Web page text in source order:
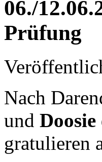
06./
Prüfung
Nach
und Doosie
gratulieren